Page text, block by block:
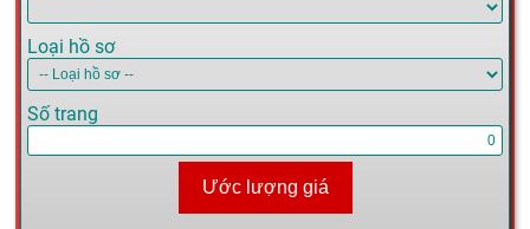
Loại hồ sơ
Số trang
Ước lượng giá